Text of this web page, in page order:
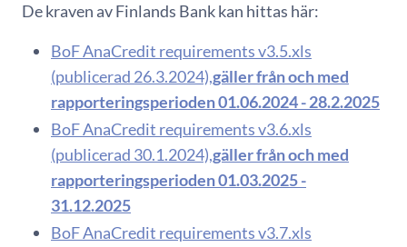
De kraven av Finlands Bank kan hittas här:
BoF AnaCredit requirements v3.5.xls
(publicerad 26.3.2024),gäller från och med
rapporteringsperioden 01.06.2024 - 28.2.2025
BoF AnaCredit requirements v3.6.xls
(publicerad 30.1.2024),gäller från och med
rapporteringsperioden 01.03.2025 -
31.12.2025
BoF AnaCredit requirements v3.7.xls